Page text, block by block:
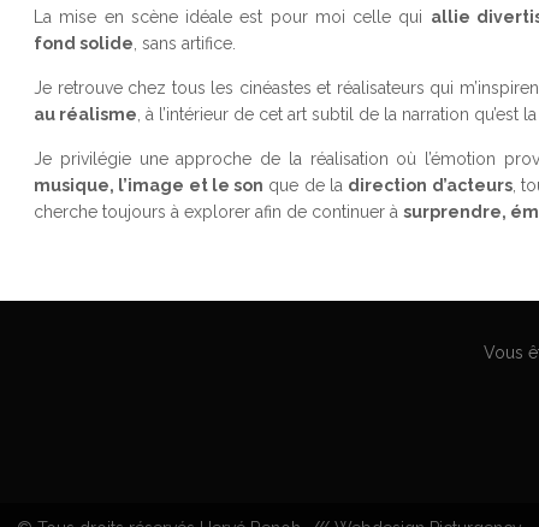
La mise en scène idéale est pour moi celle qui allie
fond solide , sans artifice.
Je retrouve chez tous les cinéastes et réalisateurs qui
au réalisme , à l’intérieur de cet art subtil de la narration qu’est
Je privilégie une approche de la réalisation où l’émotion
musique, l’image et le son que de la direction d’acteurs,
cherche toujours à explorer afin de continuer à surprendre,
Vous